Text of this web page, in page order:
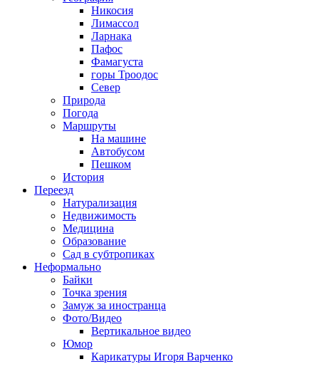
Никосия
Лимассол
Ларнака
Пафос
Фамагуста
горы Троодос
Север
Природа
Погода
Маршруты
На машине
Автобусом
Пешком
История
Переезд
Натурализация
Недвижимость
Медицина
Образование
Сад в субтропиках
Неформально
Байки
Точка зрения
Замуж за иностранца
Фото/Видео
Вертикальное видео
Юмор
Карикатуры Игоря Варченко